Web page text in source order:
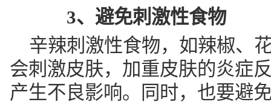
3、避免刺激性食物
辛辣刺激性食物，如辣椒、
会刺激皮肤，加重皮肤的炎症
产生不良影响。同时，也要避